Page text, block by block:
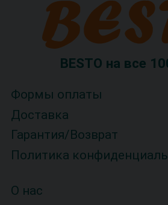
BESTO на все
Формы оплаты
Доставка
Гарантия/Возврат
Политика
О нас